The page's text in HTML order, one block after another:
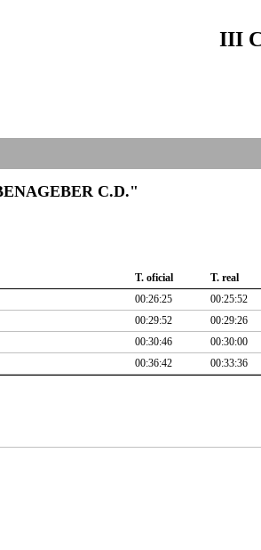
III
C.D."
T. oficial T. real
00:26:25 00:25:52
00:29:52 00:29:26
00:30:46 00:30:00
00:36:42 00:33:36